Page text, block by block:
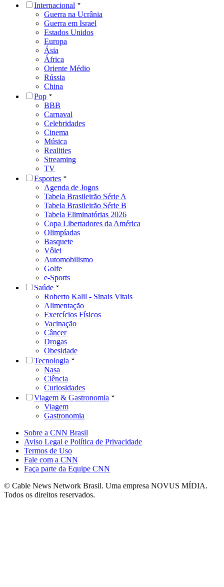
Internacional
Guerra na Ucrânia
Guerra em Israel
Estados Unidos
Europa
Ásia
África
Oriente Médio
Rússia
China
Pop
BBB
Carnaval
Celebridades
Cinema
Música
Realities
Streaming
TV
Esportes
Agenda de Jogos
Tabela Brasileirão Série A
Tabela Brasileirão Série B
Tabela Eliminatórias 2026
Copa Libertadores da América
Olimpíadas
Basquete
Vôlei
Automobilismo
Golfe
e-Sports
Saúde
Roberto Kalil - Sinais Vitais
Alimentação
Exercícios Físicos
Vacinação
Câncer
Drogas
Obesidade
Tecnologia
Nasa
Ciência
Curiosidades
Viagem & Gastronomia
Viagem
Gastronomia
Sobre a CNN Brasil
Aviso Legal e Política de Privacidade
Termos de Uso
Fale com a CNN
Faça parte da Equipe CNN
© Cable News Network Brasil. Uma empresa NOVUS MÍDIA.
Todos os direitos reservados.